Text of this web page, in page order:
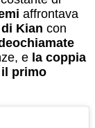
affrontava
Kian con
e la coppia
il primo